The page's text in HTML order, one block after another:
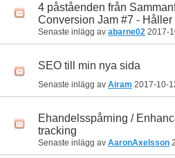
4 påståenden från
Conversion Jam #7 - Håller
Senaste inlägg av abarne02 2017-
SEO till min nya sida
Senaste inlägg av Airam 2017-10-
Ehandelsspårning /
tracking
Senaste inlägg av AaronAxelsson